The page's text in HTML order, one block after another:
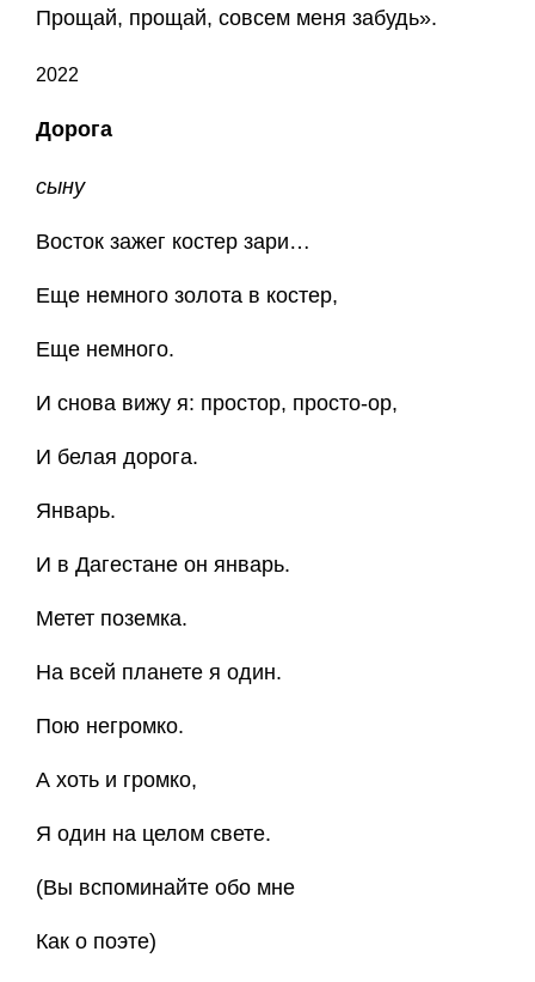
Прощай, прощай, совсем меня забудь».
2022
Дорога
сыну
Восток зажег костер зари…
Еще немного золота в костер,
Еще немного.
И снова вижу я: простор, просто-ор,
И белая дорога.
Январь.
И в Дагестане он январь.
Метет поземка.
На всей планете я один.
Пою негромко.
А хоть и громко,
Я один на целом свете.
(Вы вспоминайте обо мне
Как о поэте)